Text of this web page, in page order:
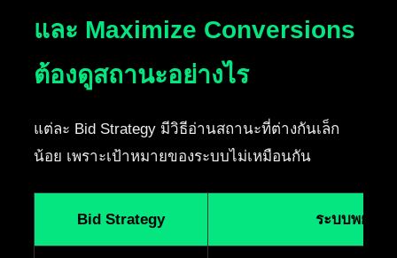
และ Maximize Conversions
ต้องดูสถานะอย่างไร
แต่ละ Bid Strategy มีวิธีอ่านสถานะที่ต่างกันเล็ก
น้อย เพราะเป้าหมายของระบบไม่เหมือนกัน
Bid Strategy ระบบพยาย